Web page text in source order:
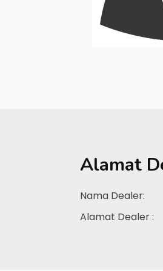
Alamat
Nama Dealer:
Alamat Dealer :